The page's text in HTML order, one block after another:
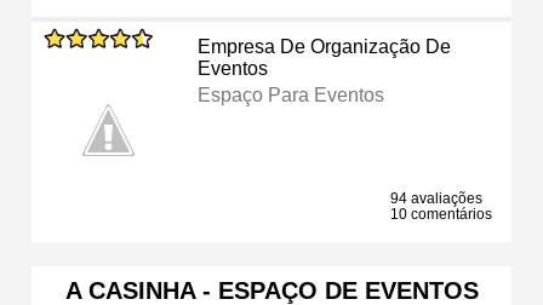
Empresa De Organização De
Eventos
Espaço Para Eventos
94 avaliações
10 comentários
A CASINHA - ESPAÇO DE EVENTOS